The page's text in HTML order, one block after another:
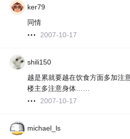
ker79
同情
2007-10-17
shili150
越是累就要越在饮食方面多加注
楼主多注意身体……
2007-10-17
michael_ls